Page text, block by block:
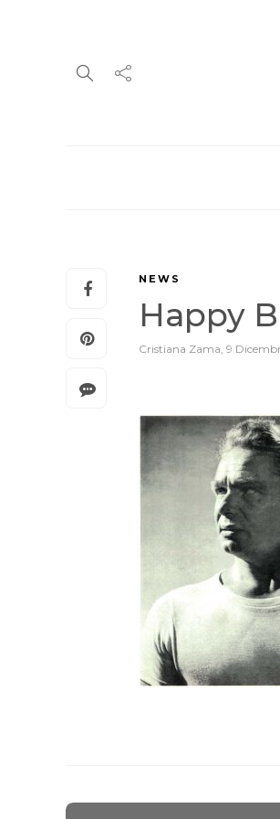
NEWS
Happy
Cristiana Zama, 9